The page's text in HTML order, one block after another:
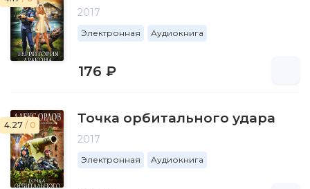
2017
Электронная Аудиокнига
176 ₽
4.27 / 0 Точка орбитального удара
2017
Электронная Аудиокнига